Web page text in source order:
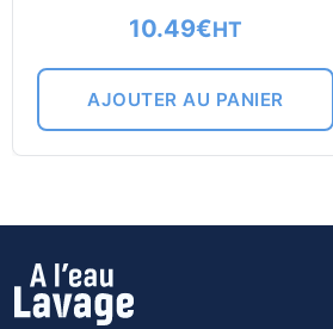
10.49€HT
AJOUTER AU PANIER